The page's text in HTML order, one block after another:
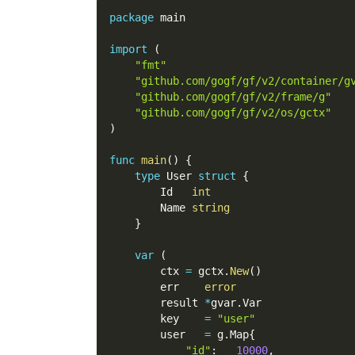
package main
import
(
"fmt"
"github.com/gogf/gf/v2/container/
"github.com/gogf/gf/v2/frame/g"
"github.com/gogf/gf/v2/os/gctx"
)
func main( )
{
type User struct
{
        Id
int
        Name
string
}
var
(
        ctx
= gctx. New( )
        err
error
        result
*gvar.Var
        key
=
"user"
        user
= g.Map{
"id" : 10000,